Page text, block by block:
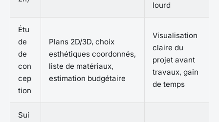
lourd
Étu
de
de
con
cep
tion
Plans 2D/3D, choix
esthétiques coordonnés,
liste de matériaux,
estimation budgétaire
Visualisation
claire du
projet avant
travaux, gain
de temps
Sui